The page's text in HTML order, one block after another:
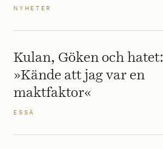
NYHETER
Kulan, Göken och hatet:
»Kände att jag var en
maktfaktor«
ESSÄ